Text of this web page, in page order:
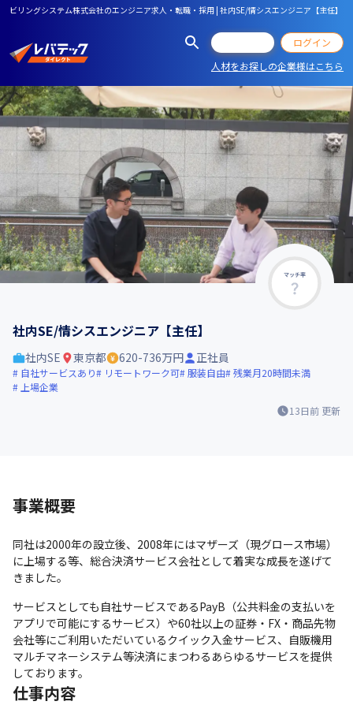
ビリングシステム株式会社のエンジニア求人・転職・採用 | 社内SE/情シスエンジニア【主任】
ログイン
人材をお探しの企業様はこちら
マッチ率
社内SE/情シスエンジニア【主任】
13日前 更新
社内SE 東京都 620-736万円 正社員
自社サービスあり リモートワーク可 服装自由
残業月20時間未満
上場企業
事業概要
同社は2000年の設立後、2008年にはマザーズ（現グロース市場）
に上場する等、総合決済サービス会社として着実な成長を遂げて
きました。
サービスとしても自社サービスであるPayB（公共料金の支払いを
アプリで可能にするサービス）や60社以上の証券・FX・商品先物
会社等にご利用いただいているクイック入金サービス、自販機用
マルチマネーシステム等決済にまつわるあらゆるサービスを提供
しております。
仕事内容